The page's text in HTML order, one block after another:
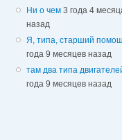
Ни о чем 3 года 4
назад
Я, типа, старший
года 9 месяцев назад
там два типа
года 9 месяцев назад